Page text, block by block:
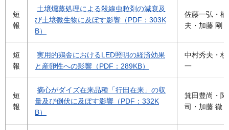
短
報
土壌燻蒸処理による殺線虫粒剤の減衰及
び土壌微生物に及ぼす影響（PDF：303K
B）
佐藤一弘・植
夫・加藤 剛
短
報
実用的鶏舎におけるLED照明の経済効果
と産卵性への影響（PDF：289KB）
中村秀夫・杉
一
短
報
摘心がダイズ在来品種「行田在来」の収
量及び倒伏に及ぼす影響（PDF：332K
B）
箕田豊尚・関
司・加藤 徹